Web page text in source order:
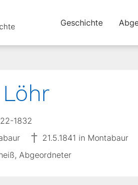
Geschichte
1832
21.5.1841 in Montabaur
Abgeordneter